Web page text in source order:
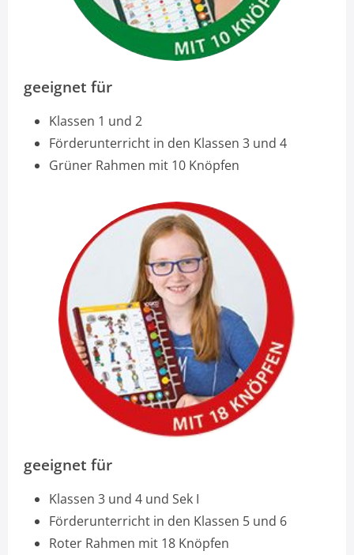
geeignet für
Klassen 1 und 2
Förderunterricht in den Klassen 3 und 4
Grüner Rahmen mit 10 Knöpfen
geeignet für
Klassen 3 und 4 und Sek I
Förderunterricht in den Klassen 5 und 6
Roter Rahmen mit 18 Knöpfen